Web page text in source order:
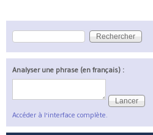
Formulaire de recherche
Rechercher
Analyser une phrase (en français) :
Accéder à l'interface complète.